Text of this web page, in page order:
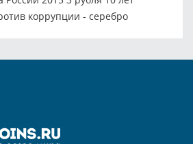
коррупции - серебро